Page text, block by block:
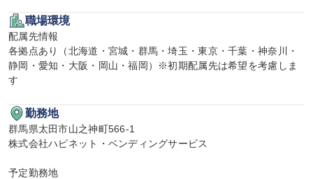
職場環境
配属先情報
各拠点あり（北海道・宮城・群馬・埼玉・東京・千葉・神奈川・
静岡・愛知・大阪・岡山・福岡）※初期配属先は希望を考慮しま
す
勤務地
群馬県太田市山之神町566-1
株式会社ハピネット・ベンディングサービス
予定勤務地